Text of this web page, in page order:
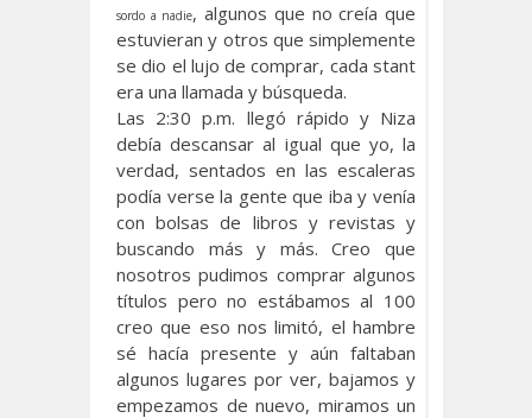
sordo a nadie, algunos que no creía que
estuvieran y otros que simplemente
se dio el lujo de comprar, cada stant
era una llamada y búsqueda.
Las 2:30 p.m. llegó rápido y Niza
debía descansar al igual que yo, la
verdad, sentados en las escaleras
podía verse la gente que iba y venía
con bolsas de libros y revistas y
buscando más y más. Creo que
nosotros pudimos comprar algunos
títulos pero no estábamos al 100
creo que eso nos limitó, el hambre
sé hacía presente y aún faltaban
algunos lugares por ver, bajamos y
empezamos de nuevo, miramos un